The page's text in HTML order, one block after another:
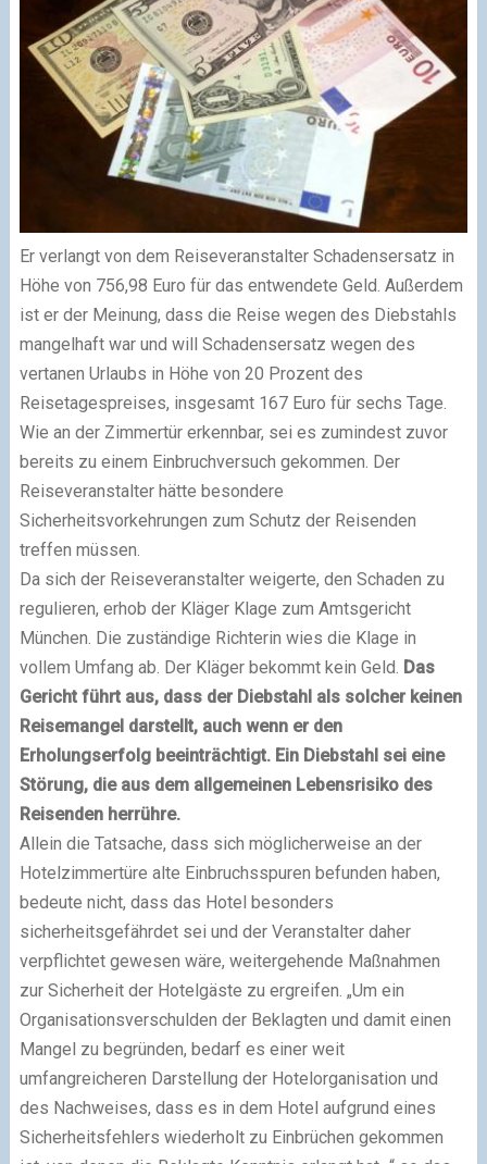
Er verlangt von dem Reiseveranstalter Schadensersatz in
Höhe von 756,98 Euro für das entwendete Geld. Außerdem
ist er der Meinung, dass die Reise wegen des Diebstahls
mangelhaft war und will Schadensersatz wegen des
vertanen Urlaubs in Höhe von 20 Prozent des
Reisetagespreises, insgesamt 167 Euro für sechs Tage.
Wie an der Zimmertür erkennbar, sei es zumindest zuvor
bereits zu einem Einbruchversuch gekommen. Der
Reiseveranstalter hätte besondere
Sicherheitsvorkehrungen zum Schutz der Reisenden
treffen müssen.
Da sich der Reiseveranstalter weigerte, den Schaden zu
regulieren, erhob der Kläger Klage zum Amtsgericht
München. Die zuständige Richterin wies die Klage in
vollem Umfang ab. Der Kläger bekommt kein Geld. Das
Gericht führt aus, dass der Diebstahl als solcher keinen
Reisemangel darstellt, auch wenn er den
Erholungserfolg beeinträchtigt. Ein Diebstahl sei eine
Störung, die aus dem allgemeinen Lebensrisiko des
Reisenden herrühre.
Allein die Tatsache, dass sich möglicherweise an der
Hotelzimmertüre alte Einbruchsspuren befunden haben,
bedeute nicht, dass das Hotel besonders
sicherheitsgefährdet sei und der Veranstalter daher
verpflichtet gewesen wäre, weitergehende Maßnahmen
zur Sicherheit der Hotelgäste zu ergreifen. „Um ein
Organisationsverschulden der Beklagten und damit einen
Mangel zu begründen, bedarf es einer weit
umfangreicheren Darstellung der Hotelorganisation und
des Nachweises, dass es in dem Hotel aufgrund eines
Sicherheitsfehlers wiederholt zu Einbrüchen gekommen